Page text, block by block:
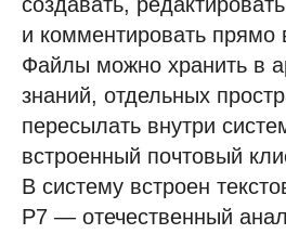
и комментировать прямо
Файлы можно хранить в
знаний, отдельных
пересылать внутри
встроенный почтовый
В систему встроен
Р7 — отечественный